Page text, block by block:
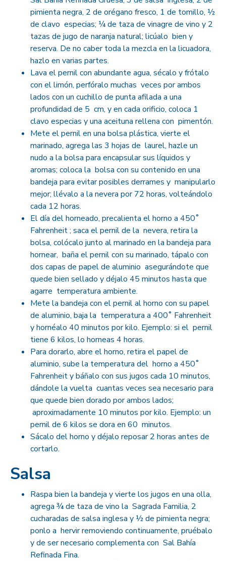
pimienta negra, 2 de orégano fresco, 1 de tomillo, ½
de clavo especias; ¼ de taza de vinagre de vino y 2
tazas de jugo de naranja natural; licúalo bien y
reserva. De no caber toda la mezcla en la licuadora,
hazlo en varias partes.
Lava el pernil con abundante agua, sécalo y frótalo
con el limón, perfóralo muchas veces por ambos
lados con un cuchillo de punta afilada a una
profundidad de 5 cm, y en cada orificio, coloca 1
clavo especias y una aceituna rellena con pimentón.
Mete el pernil en una bolsa plástica, vierte el
marinado, agrega las 3 hojas de laurel, hazle un
nudo a la bolsa para encapsular sus líquidos y
aromas; coloca la bolsa con su contenido en una
bandeja para evitar posibles derrames y manipularlo
mejor; llévalo a la nevera por 72 horas, volteándolo
cada 12 horas.
El día del horneado, precalienta el horno a 450˚
Fahrenheit ; saca el pernil de la nevera, retira la
bolsa, colócalo junto al marinado en la bandeja para
hornear, baña el pernil con su marinado, tápalo con
dos capas de papel de aluminio asegurándote que
quede bien sellado y déjalo 45 minutos hasta que
agarre temperatura ambiente.
Mete la bandeja con el pernil al horno con su papel
de aluminio, baja la temperatura a 400˚ Fahrenheit
y hornéalo 40 minutos por kilo. Ejemplo: si el pernil
tiene 6 kilos, lo horneas 4 horas.
Para dorarlo, abre el horno, retira el papel de
aluminio, sube la temperatura del horno a 450˚
Fahrenheit y báñalo con sus jugos cada 10 minutos,
dándole la vuelta cuantas veces sea necesario para
que quede bien dorado por ambos lados;
aproximadamente 10 minutos por kilo. Ejemplo: un
pernil de 6 kilos se dora en 60 minutos.
Sácalo del horno y déjalo reposar 2 horas antes de
cortarlo.
Salsa
Raspa bien la bandeja y vierte los jugos en una olla,
agrega ¾ de taza de vino la Sagrada Familia, 2
cucharadas de salsa inglesa y ½ de pimienta negra;
ponlo a hervir removiendo continuamente, pruébalo
y de ser necesario complementa con Sal Bahía
Refinada Fina.